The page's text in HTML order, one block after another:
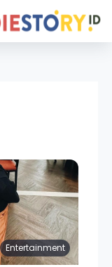
Entertainment